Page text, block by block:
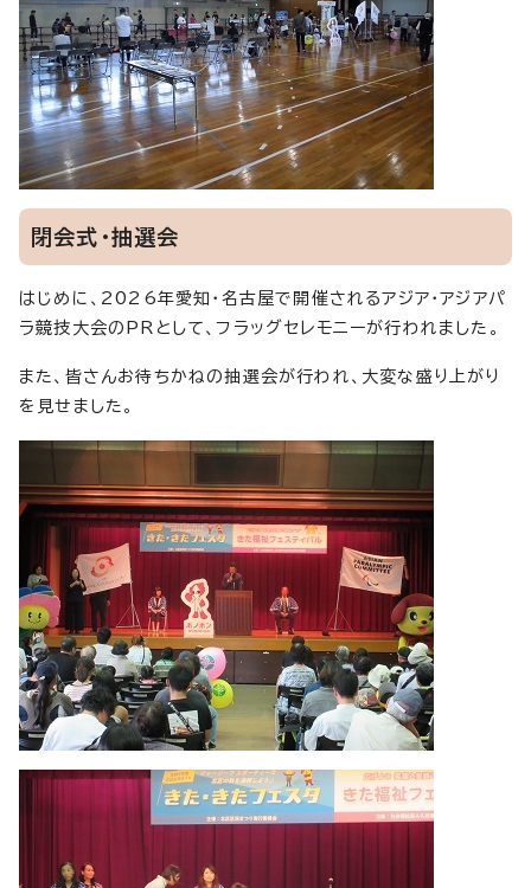
閉会式・抽選会
はじめに、2026年愛知・名古屋で開催されるアジア・アジアパ
ラ競技大会のPRとして、フラッグセレモニーが行われました。
また、皆さんお待ちかねの抽選会が行われ、大変な盛り上がり
を見せました。